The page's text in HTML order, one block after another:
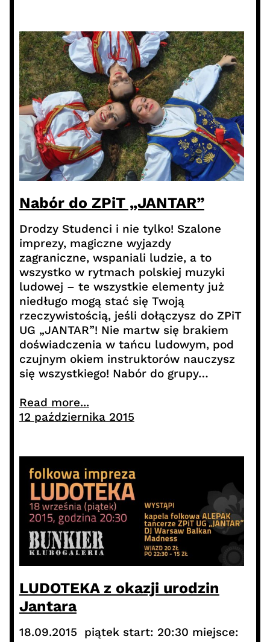
Nabór do ZPiT „JANTAR”
Drodzy Studenci i nie tylko! Szalone
imprezy, magiczne wyjazdy
zagraniczne, wspaniali ludzie, a to
wszystko w rytmach polskiej muzyki
ludowej – te wszystkie elementy już
niedługo mogą stać się Twoją
rzeczywistością, jeśli dołączysz do ZPiT
UG „JANTAR”! Nie martw się brakiem
doświadczenia w tańcu ludowym, pod
czujnym okiem instruktorów nauczysz
się wszystkiego! Nabór do grupy…
Read more...
12 października 2015
LUDOTEKA z okazji urodzin
Jantara
18.09.2015 piątek start: 20:30 miejsce: